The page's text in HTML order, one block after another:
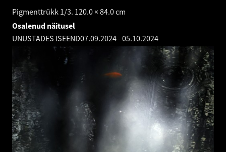
Pigmenttrükk 1/3. 120.0 × 84.0 cm
Osalenud näitusel
UNUSTADES ISEEND07.09.2024-05.10.2024